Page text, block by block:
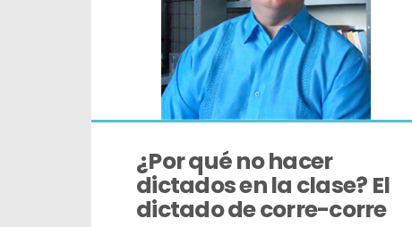
¿Por qué no hacer
dictados en la clase? El
dictado de corre-corre